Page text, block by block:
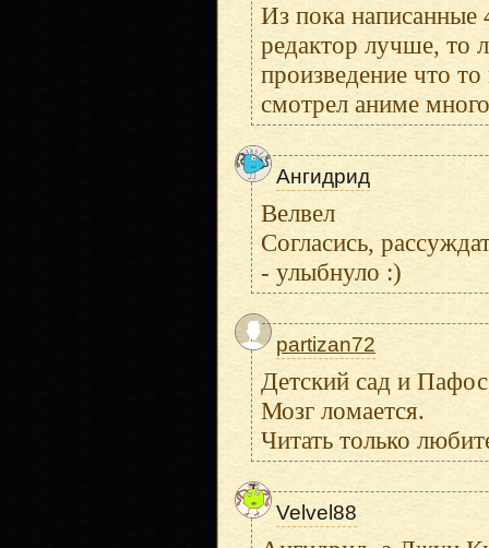
Из пока написанные
редактор лучше, то
произведение что
смотрел аниме
Ангидрид
Велвел
Согласись,
- улыбнуло :)
partizan72
Детский сад и
Мозг ломается.
Читать только
Velvel88